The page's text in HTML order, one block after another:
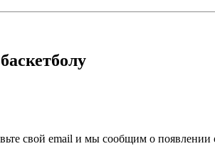
свой email и мы сообщим о появлении